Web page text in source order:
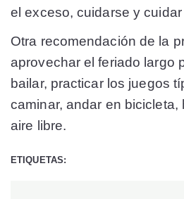
el exceso, cuidarse y
Otra recomendación de la
aprovechar el feriado largo
bailar, practicar los juegos
caminar, andar en bicicleta,
aire libre.
ETIQUETAS: